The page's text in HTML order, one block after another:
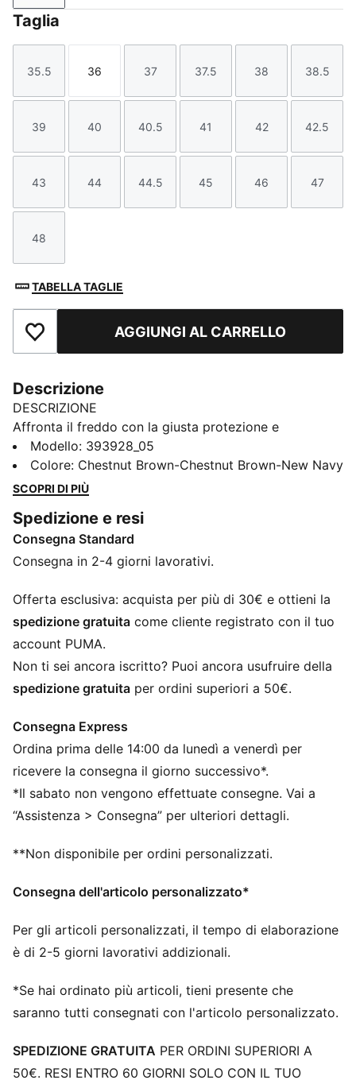
Taglia
Taglia
35.5
Taglia
36
Taglia
37
Taglia
37.5
Taglia
38
Taglia
38.5
Taglia
39
Taglia
40
Taglia
40.5
Taglia
41
Taglia
42
Taglia
42.5
Taglia
43
Taglia
44
Taglia
44.5
Taglia
45
Taglia
46
Taglia
47
Taglia
48
TABELLA TAGLIE
Aggiungi ai PreferitiAGGIUNGI AL CARRELLO
Descrizione
DESCRIZIONE
Affronta il freddo con la giusta protezione e
ammortizzazione indossando gli stivali Desierto v3.
La calda fodera in pelliccia e la robusta suola in
gomma garantiscono comodità estrema per il tuo
abbinare a qualsiasi look. Abbiamo arricchito questa
versione con la tecnologia PureTex per garantire una
maggiore protezione quando le indossi.
SOFTFOAM+: comoda soletta interna che garantisce
una morbida ammortizzazione grazie a un tacco più
per la trazione su ghiaccio, fango e superfici instabili
DETTAGLI
Suola PUMAGRIP ATR
Striscia Formstrip PUMA sul lato interno ed esterno
Loghi PUMA
Impermeabilizzazione PureTex
Modello: 393928_05
Colore: Chestnut Brown-Chestnut Brown-New Navy
SCOPRI DI PIÙ
Spedizione e resi
Consegna Standard
Consegna in 2-4 giorni lavorativi.
Offerta esclusiva: acquista per più di 30€ e ottieni la
spedizione gratuita come cliente registrato con il tuo
account PUMA.
Non ti sei ancora iscritto? Puoi ancora usufruire della
spedizione gratuita per ordini superiori a 50€.
Consegna Express
Ordina prima delle 14:00 da lunedì a venerdì per
ricevere la consegna il giorno successivo*.
*Il sabato non vengono effettuate consegne. Vai a
“Assistenza > Consegna” per ulteriori dettagli.
**Non disponibile per ordini personalizzati.
Consegna dell'articolo personalizzato*
Per gli articoli personalizzati, il tempo di elaborazione
è di 2-5 giorni lavorativi addizionali.
*Se hai ordinato più articoli, tieni presente che
saranno tutti consegnati con l'articolo personalizzato.
SPEDIZIONE GRATUITA PER ORDINI SUPERIORI A
50€. RESI ENTRO 60 GIORNI SOLO CON IL TUO